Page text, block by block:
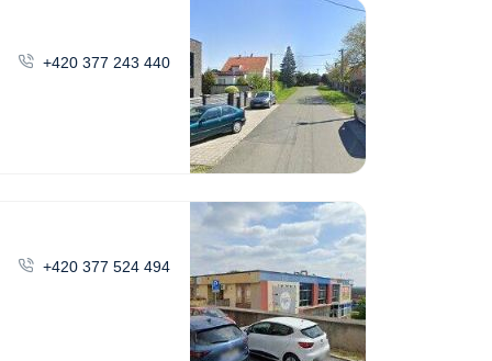
+420 377 243 440
+420 377 524 494